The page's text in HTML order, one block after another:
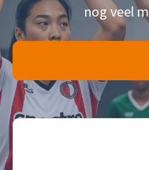
nog veel